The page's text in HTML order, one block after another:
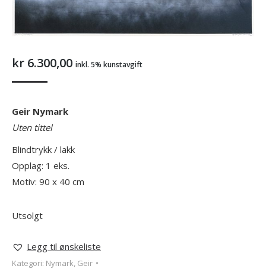
kr 6.300,00 inkl. 5% kunstavgift
Geir Nymark
Uten tittel
Blindtrykk / lakk
Opplag: 1 eks.
Motiv: 90 x 40 cm
Utsolgt
Legg til ønskeliste
Kategori: Nymark, Geir